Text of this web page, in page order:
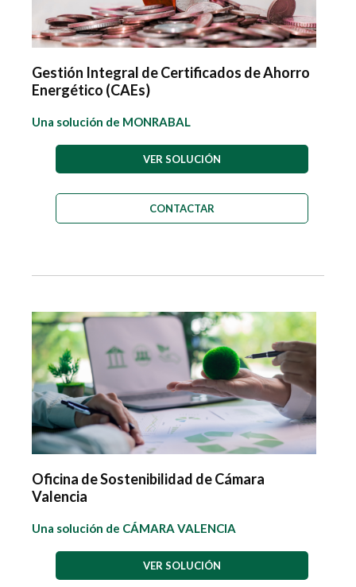
Gestión Integral de Certificados de Ahorro
Energético (CAEs)
Una solución de MONRABAL
VER SOLUCIÓN
CONTACTAR
Oficina de Sostenibilidad de Cámara
Valencia
Una solución de CÁMARA VALENCIA
VER SOLUCIÓN